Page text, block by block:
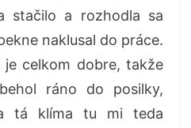
stačilo a rozhodla sa
naklusal do práce.
celkom dobre, takže
ráno do posilky,
tá klíma tu mi teda